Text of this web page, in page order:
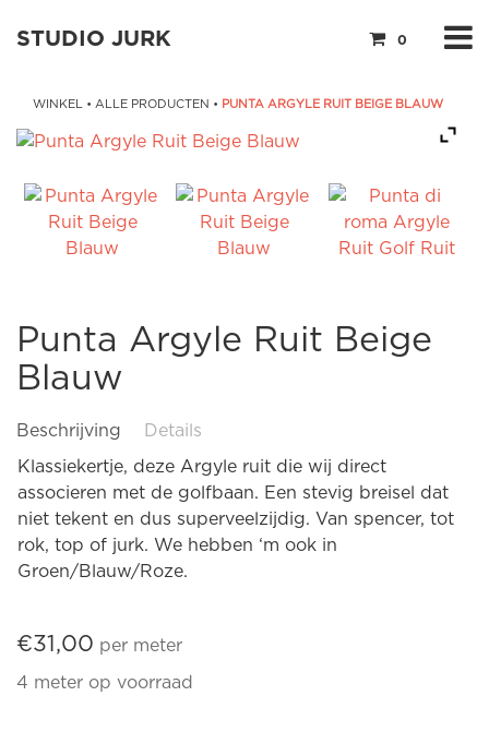
STUDIO JURK 0
WINKEL • ALLE PRODUCTEN • PUNTA ARGYLE RUIT BEIGE BLAUW
Punta Argyle Ruit Beige
Blauw
Beschrijving Details
Klassiekertje, deze Argyle ruit die wij direct
associeren met de golfbaan. Een stevig breisel dat
niet tekent en dus superveelzijdig. Van spencer, tot
rok, top of jurk. We hebben ‘m ook in
Groen/Blauw/Roze.
€31,00 per meter
4 meter op voorraad